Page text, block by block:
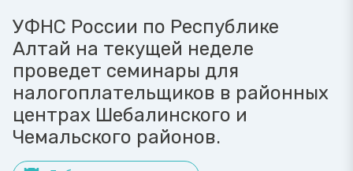
УФНС России по Республике
Алтай на текущей неделе
проведет семинары для
налогоплательщиков в районных
центрах Шебалинского и
Чемальского районов.